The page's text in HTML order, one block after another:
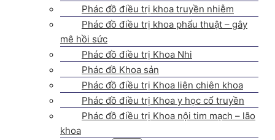
Phác đồ điều trị khoa truyền nhiễm
Phác đồ điều trị khoa phẩu thuật – gây
mê hồi sức
Phác đồ điều trị Khoa Nhi
Phác đồ Khoa sản
Phác đồ điều trị Khoa liên chiên khoa
Phác đồ điều trị Khoa y học cổ truyền
Phác đồ điều trị Khoa nội tim mạch – lão
khoa